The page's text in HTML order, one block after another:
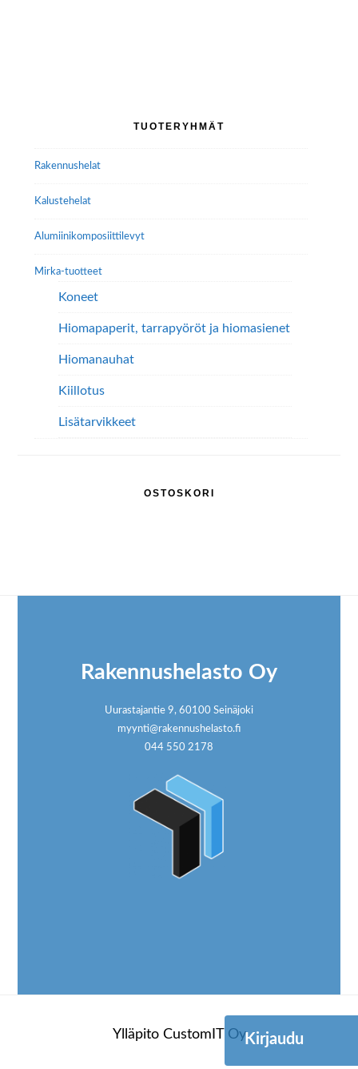
TUOTERYHMÄT
Rakennushelat
Kalustehelat
Alumiini­komposiitti­levyt
Mirka-tuotteet
Koneet
Hiomapaperit, tarrapyöröt ja hiomasienet
Hiomanauhat
Kiillotus
Lisätarvikkeet
OSTOSKORI
Rakennushelasto Oy
Uurastajantie 9, 60100 Seinäjoki
myynti@rakennushelasto.fi
044 550 2178
Ylläpito CustomIT Oy